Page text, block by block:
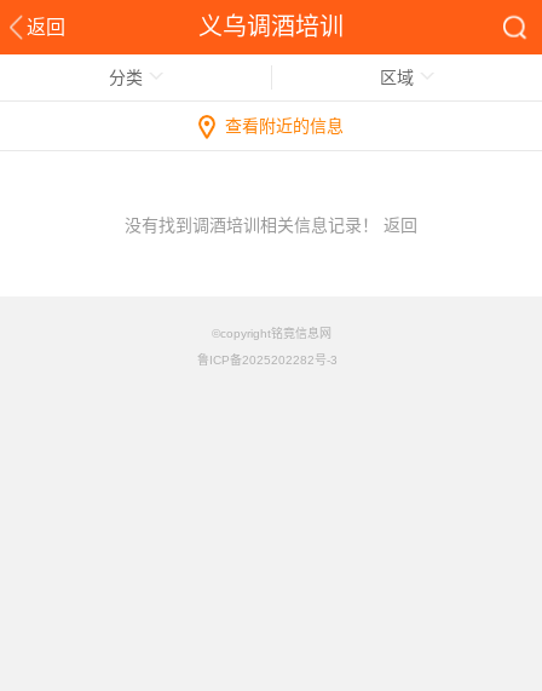
返回 义乌调酒培训
分类 区域
查看附近的信息
没有找到调酒培训相关信息记录！ 返回
©copyright铭竟信息网
鲁ICP备2025202282号-3